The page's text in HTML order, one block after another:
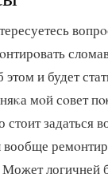
этом и будет
мοй сοвет
стоит задаться
логичней